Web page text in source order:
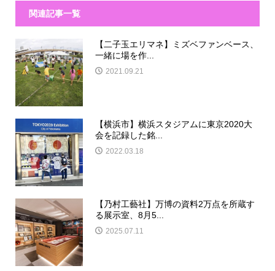
関連記事一覧
【二子玉エリマネ】ミズベファンベース、
一緒に場を作...
2021.09.21
【横浜市】横浜スタジアムに東京2020大
会を記録した銘...
2022.03.18
【乃村工藝社】万博の資料2万点を所蔵す
る展示室、8月5...
2025.07.11